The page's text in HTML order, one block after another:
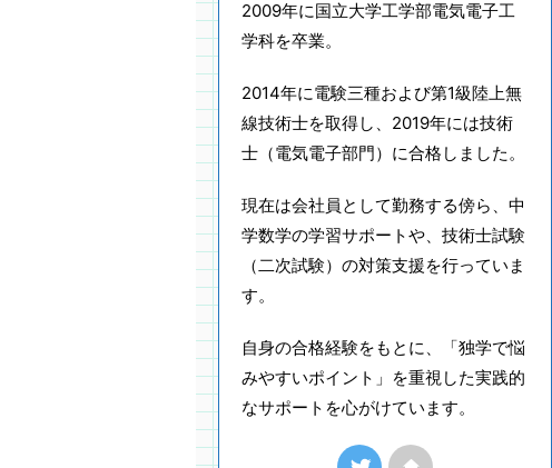
2009年に国立大学工学部電気電子工
学科を卒業。
2014年に電験三種および第1級陸上無
線技術士を取得し、2019年には技術
士（電気電子部門）に合格しました。
現在は会社員として勤務する傍ら、中
学数学の学習サポートや、技術士試験
（二次試験）の対策支援を行っていま
す。
自身の合格経験をもとに、「独学で悩
みやすいポイント」を重視した実践的
なサポートを心がけています。